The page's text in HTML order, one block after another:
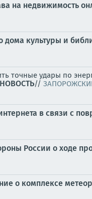
на недвижимость
дома культуры и
точные удары по
//
в связи с
России о ходе
о комплексе